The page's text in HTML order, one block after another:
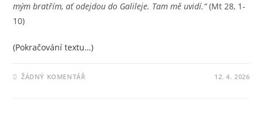
mým bratřím, ať odejdou do Galileje. Tam mě uvidí.“(Mt 28, 1-
10)
(Pokračování textu…)
ŽÁDNÝ KOMENTÁŘ 12. 4. 2026